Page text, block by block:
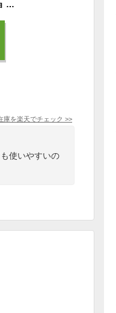
【送料無料】午前中のご注文で即日出荷! お着替えポンチョ 薄手 透けない 速乾吸水 着替えポンチョ 男女兼用 タオルポンチョ ポンチョ サーフィン グッズ サーフィン ビーチ 水着 海水浴 バスローブに使える メンズ レディース
庫を楽天でチェック >>
使いやすいの